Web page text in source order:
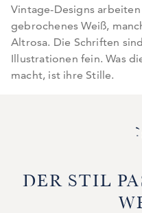
Vintage-Designs
gebrochenes Weiß,
Altrosa. Die Schriften
Illustrationen fein. Was
macht, ist ihre Stille.
DER STIL